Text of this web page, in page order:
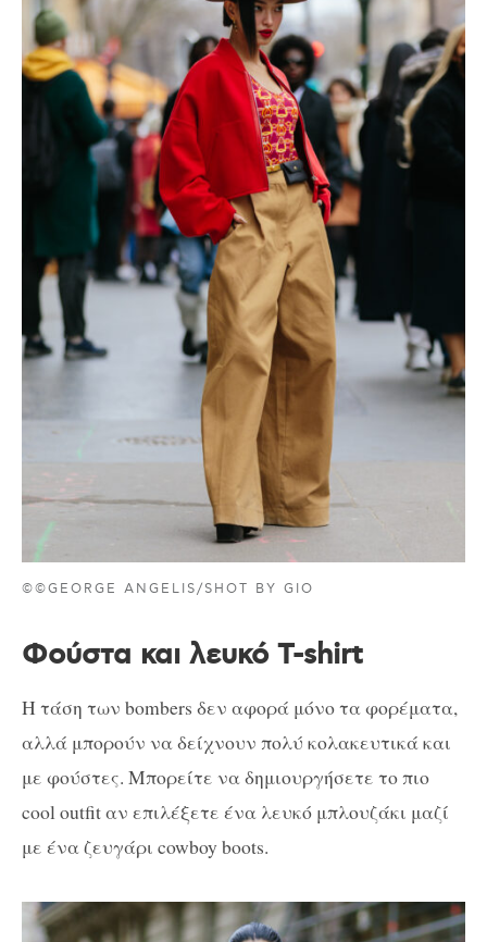
©©GEORGE ANGELIS/SHOT BY GIO
Φούστα και λευκό T-shirt
Η τάση των bombers δεν αφορά μόνο τα φορέματα,
αλλά μπορούν να δείχνουν πολύ κολακευτικά και
με φούστες. Μπορείτε να δημιουργήσετε το πιο
cool outfit αν επιλέξετε ένα λευκό μπλουζάκι μαζί
με ένα ζευγάρι cowboy boots.